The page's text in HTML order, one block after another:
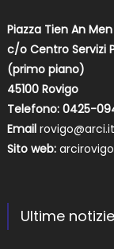
Piazza Tien An Men
c/o Centro Servizi
(primo piano)
45100 Rovigo
Telefono: 0425-
Email rovigo@arci.it
Sito web:
Ultime notizie